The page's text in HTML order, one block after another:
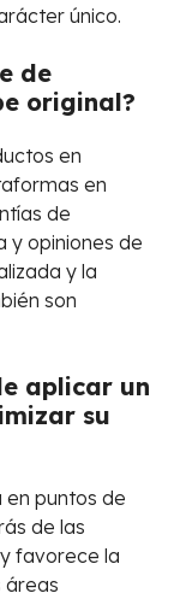
único.
de
original?
en
en
de
y opiniones de
y la
son
aplicar un
su
puntos de
de las
favorece la
áreas